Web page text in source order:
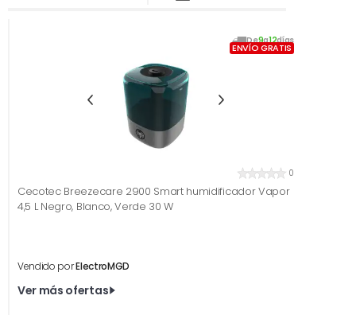
De9a12días
ENVÍO GRATIS
0
Cecotec Breezecare 2900 Smart humidificador Vapor
4,5 L Negro, Blanco, Verde 30 W
Vendido porElectroMGD
Ver más ofertas